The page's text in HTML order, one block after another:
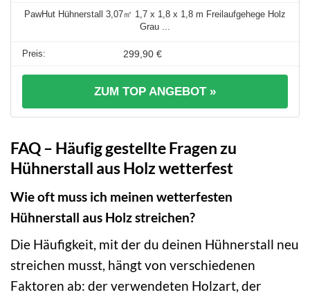
PawHut Hühnerstall 3,07㎡ 1,7 x 1,8 x 1,8 m Freilaufgehege Holz
Grau ...
299,90 €
ZUM TOP ANGEBOT »
FAQ – Häufig gestellte Fragen zu
Hühnerstall aus Holz wetterfest
Wie oft muss ich meinen wetterfesten
Hühnerstall aus Holz streichen?
Die Häufigkeit, mit der du deinen Hühnerstall neu
streichen musst, hängt von verschiedenen
Faktoren ab: der verwendeten Holzart, der